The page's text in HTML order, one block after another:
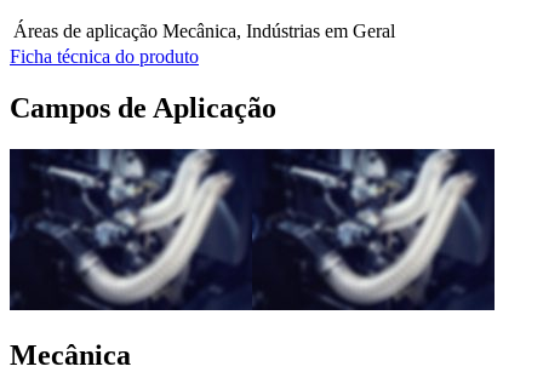
Áreas de aplicação Mecânica, Indústrias em Geral
Ficha técnica do produto
Campos de Aplicação
Mecânica